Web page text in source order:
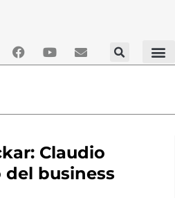
Claudio
del business